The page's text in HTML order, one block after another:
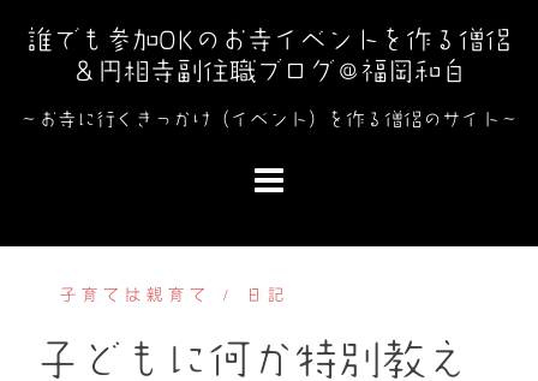
キ
誰でも参加OKのお寺イベントを作る僧侶
＆円相寺副住職ブログ＠福岡和白
～お寺に行くきっかけ（イベント）を作る僧侶のサイト～
子育ては親育て 日記
子どもに何か特別教え